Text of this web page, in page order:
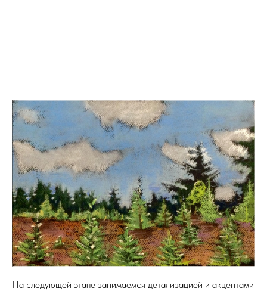
На следующей этапе занимаемся детализацией и акцентами